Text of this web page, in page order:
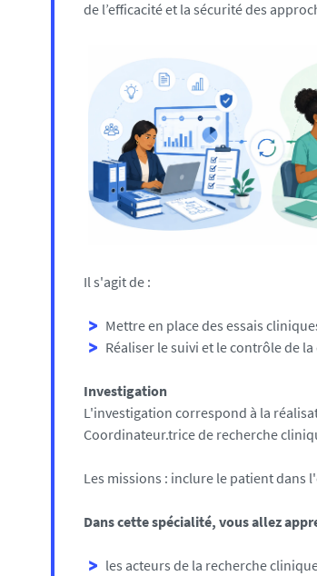
de l’efficacité et la sécurité des
Il s'agit de :
Mettre en place des essais
Réaliser le suivi et le contrôle de
Investigation
L'investigation correspond à la
Coordinateur.trice de recherche
Les missions : inclure le patient dans
Dans cette spécialité, vous allez
les acteurs de la recherche clinique